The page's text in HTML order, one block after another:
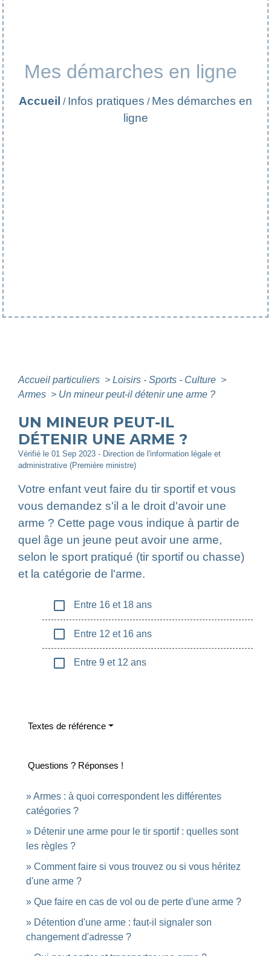
Mes démarches en ligne
Accueil / Infos pratiques / Mes démarches en
ligne
Accueil particuliers > Loisirs - Sports - Culture >
Armes > Un mineur peut-il détenir une arme ?
UN MINEUR PEUT-IL
DÉTENIR UNE ARME ?
Vérifié le 01 Sep 2023 - Direction de l'information légale et
administrative (Première ministre)
Votre enfant veut faire du tir sportif et vous
vous demandez s'il a le droit d'avoir une
arme ? Cette page vous indique à partir de
quel âge un jeune peut avoir une arme,
selon le sport pratiqué (tir sportif ou chasse)
et la catégorie de l'arme.
check_box_outline_blank Entre 16 et 18 ans
check_box_outline_blank Entre 12 et 16 ans
check_box_outline_blank Entre 9 et 12 ans
Textes de référence
Questions ? Réponses !
Armes : à quoi correspondent les différentes
catégories ?
Détenir une arme pour le tir sportif : quelles sont
les règles ?
Comment faire si vous trouvez ou si vous héritez
d'une arme ?
Que faire en cas de vol ou de perte d'une arme ?
Détention d'une arme : faut-il signaler son
changement d'adresse ?